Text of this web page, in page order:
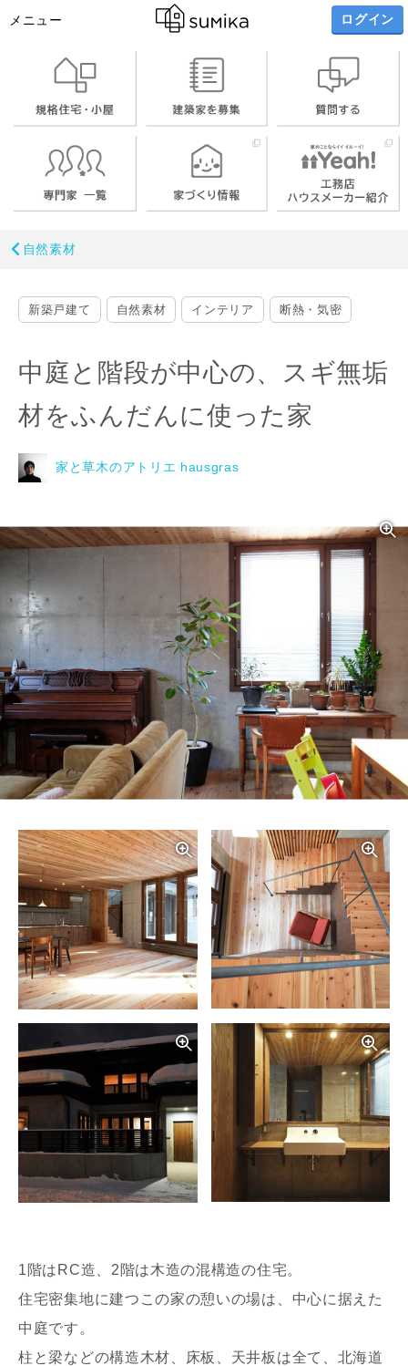
メニュー ログイン
自然素材
新築戸建て 自然素材 インテリア 断熱・気密
中庭と階段が中心の、スギ無垢
材をふんだんに使った家
家と草木のアトリエ hausgras
写真を拡大する
写真を拡大する
1階はRC造、2階は木造の混構造の住宅。
住宅密集地に建つこの家の憩いの場は、中心に据えた
中庭です。
柱と梁などの構造木材、床板、天井板は全て、北海道